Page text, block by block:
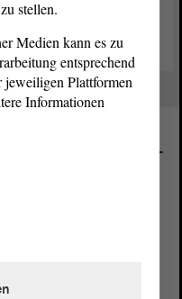
von Sachsen-
stellen.
Medien kann es zu
entsprechend
jeweiligen Plattformen
Informationen